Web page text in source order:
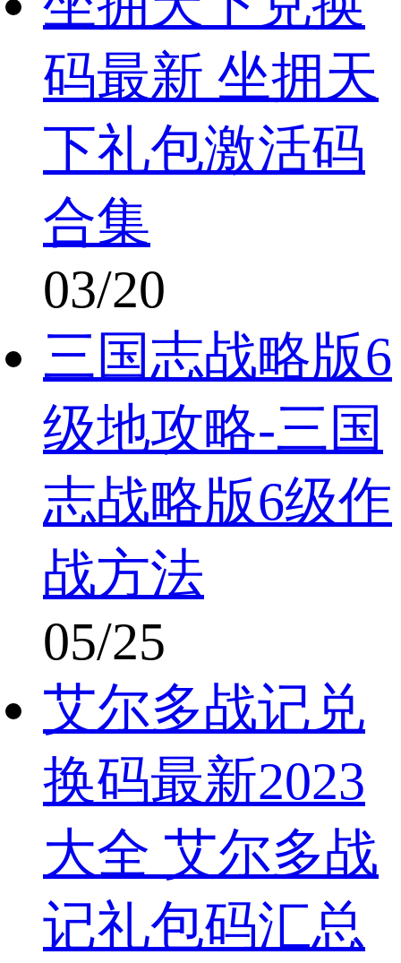
码最新 坐拥天
下礼包激活码
合集
03/20
三国志战略版6
级地攻略-三国
志战略版6级作
战方法
05/25
艾尔多战记兑
换码最新2023
大全 艾尔多战
记礼包码汇总